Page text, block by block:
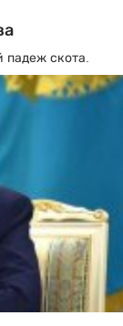
падеж скота.